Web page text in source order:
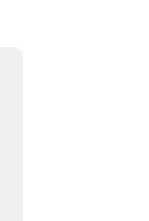
OSOBNÍ
ROZVOZEM V